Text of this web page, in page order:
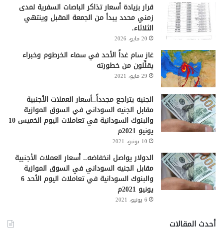
قرار بزيادة أسعار تذاكر الباصات السفرية لمدى
زمني محدد يبدأ من الجمعة المقبل وينتهي
الثلاثاء.
20 مايو، 2026
غاز سام غداً الأحد في سماء الخرطوم وخبراء
يقلِّلون من خطورته
29 مايو، 2021
الجنيه يتراجع مجدداً..أسعار العملات الأجنبية
مقابل الجنيه السوداني في السوق الموازية
والبنوك السودانية في تعاملات اليوم الخميس 10
يونيو 2021م
10 يونيو، 2021
الدولار يواصل انخفاضه.. أسعار العملات الأجنبية
مقابل الجنيه السوداني في السوق الموازية
والبنوك السودانية في تعاملات اليوم الأحد 6
يونيو 2021م
6 يونيو، 2021
أحدث المقالات